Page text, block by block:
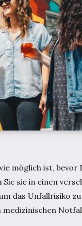
möglich ist,
sie in einen
das Unfallrisiko
medizinischen